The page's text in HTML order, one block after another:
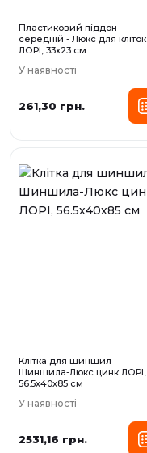
Пластиковий піддон
середній - Люкс для кліток
ЛОРІ, 33х23 см
У наявності
261,30 грн.
Клітка для шиншил
Шиншила-Люкс цинк ЛОРІ,
56.5х40х85 см
У наявності
2531,16 грн.